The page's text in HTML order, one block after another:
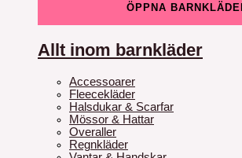
ÖPPNA
Allt inom barnkläder
Accessoarer
Fleecekläder
Halsdukar & Scarfar
Mössor & Hattar
Overaller
Regnkläder